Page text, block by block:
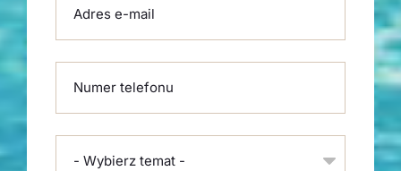
Adres e-mail
Numer telefonu
- Wybierz temat -